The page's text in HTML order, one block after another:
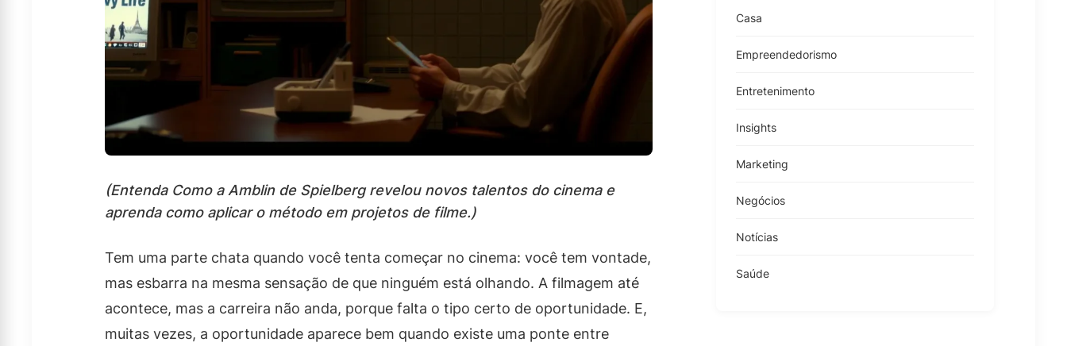
(Entenda Como a Amblin de Spielberg revelou novos talentos do cinema e
aprenda como aplicar o método em projetos de filme.)
Tem uma parte chata quando você tenta começar no cinema: você tem vontade,
mas esbarra na mesma sensação de que ninguém está olhando. A filmagem até
acontece, mas a carreira não anda, porque falta o tipo certo de oportunidade. E,
muitas vezes, a oportunidade aparece bem quando existe uma ponte entre
Casa
Empreendedorismo
Entretenimento
Insights
Marketing
Negócios
Notícias
Saúde